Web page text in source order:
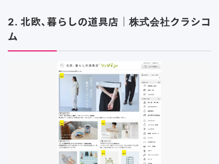
2. 北欧、暮らしの道具店｜株式会社クラシコ
ム